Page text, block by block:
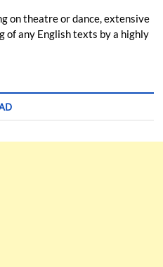
on theatre or dance, extensive
of any English texts by a highly